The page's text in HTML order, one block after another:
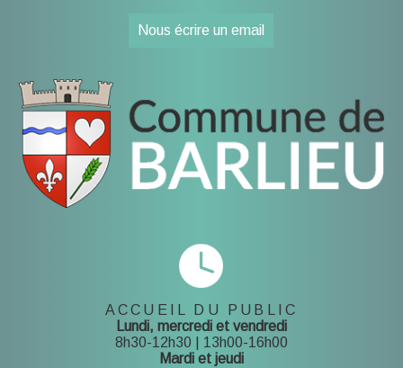
Nous écrire un email
ACCUEIL DU PUBLIC
Lundi, mercredi et vendredi
8h30-12h30 | 13h00-16h00
Mardi et jeudi